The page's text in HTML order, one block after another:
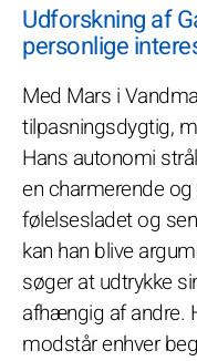
Udforskning af
personlige
Med Mars i
tilpasningsdygtig,
Hans autonomi
en charmerende
følelsesladet og
kan han blive
søger at udtrykke
afhængig af andre.
modstår enhver